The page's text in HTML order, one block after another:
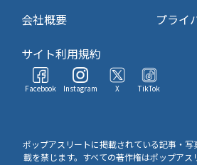
会社概要
プライ
サイト利用規約
Facebook Instagram X TikTok
ポップアスリートに掲載されている記事・
載を禁じます。すべての著作権はポップア